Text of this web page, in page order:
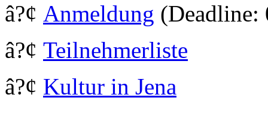
â?¢ Anmeldung (Deadline:
â?¢ Teilnehmerliste
â?¢ Kultur in Jena